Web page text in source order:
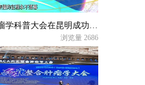
2025中国整合肿瘤学科普大会在昆明成功召开
浏览量 2686